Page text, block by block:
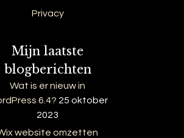
Privacy
Mijn laatste
blogberichten
Wat is er nieuw in
6.4? 25 oktober
2023
website omzetten